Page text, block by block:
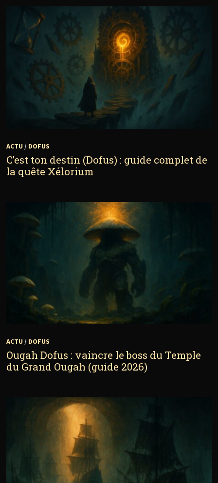
ACTU / DOFUS
C’est ton destin (Dofus) : guide complet de
la quête Xélorium
ACTU / DOFUS
Ougah Dofus : vaincre le boss du Temple
du Grand Ougah (guide 2026)